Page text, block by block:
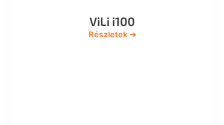
ViLi i100
Részletek ➜